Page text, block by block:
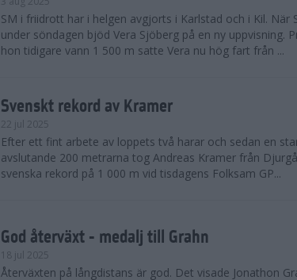
SM i friidrott har i helgen avgjorts i Karlstad och i Kil. När
under söndagen bjöd Vera Sjöberg på en ny uppvisning.
hon tidigare vann 1 500 m satte Vera nu hög fart från ...
Svenskt rekord av Kramer
22 jul 2025
Efter ett fint arbete av loppets två harar och sedan en
avslutande 200 metrarna tog Andreas Kramer från
svenska rekord på 1 000 m vid tisdagens Folksam GP...
God återväxt - medalj till Grahn
18 jul 2025
Återväxten på långdistans är god. Det visade Jonathon